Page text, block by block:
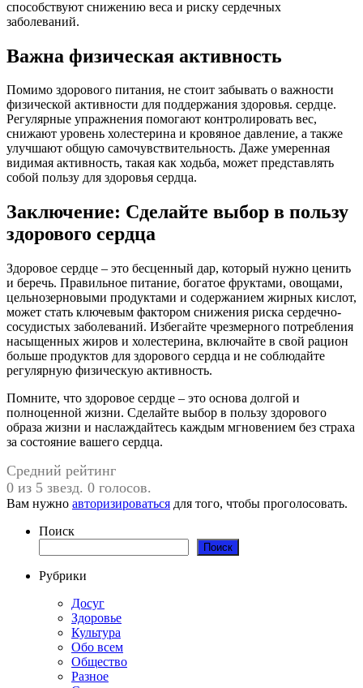
способствуют снижению веса и риску сердечных
заболеваний.
Важна физическая активность
Помимо здорового питания, не стоит забывать о важности
физической активности для поддержания здоровья. сердце.
Регулярные упражнения помогают контролировать вес,
снижают уровень холестерина и кровяное давление, а также
улучшают общую самочувствительность. Даже умеренная
видимая активность, такая как ходьба, может представлять
собой пользу для здоровья сердца.
Заключение: Сделайте выбор в пользу
здорового сердца
Здоровое сердце – это бесценный дар, который нужно ценить
и беречь. Правильное питание, богатое фруктами, овощами,
цельнозерновыми продуктами и содержанием жирных кислот,
может стать ключевым фактором снижения риска сердечно-
сосудистых заболеваний. Избегайте чрезмерного потребления
насыщенных жиров и холестерина, включайте в свой рацион
больше продуктов для здорового сердца и не соблюдайте
регулярную физическую активность.
Помните, что здоровое сердце – это основа долгой и
полноценной жизни. Сделайте выбор в пользу здорового
образа жизни и наслаждайтесь каждым мгновением без страха
за состояние вашего сердца.
Средний рейтинг
0 из 5 звезд. 0 голосов.
Вам нужно авторизироваться для того, чтобы проголосовать.
Поиск
Поиск
Рубрики
Досуг
Здоровье
Культура
Обо всем
Общество
Разное